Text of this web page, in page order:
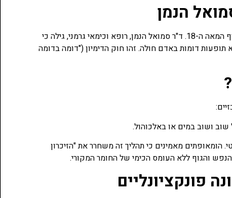
הנמן
הומאופתיה אינה "טרנד" חולף, אלא שיטה טיפולית מבוססת שפותחה בסוף המאה ה-18. ד"ר סמואל הנמן, רופא וכימאי גרמני, גילה כי
תופעות דומות באדם חולה. זהו חוק הדימיון ("דומה בדומה
ושוב במים או באלכוהול.
הומאופתים מאמינים כי תהליך זה משחרר את "הזיכרון
והגוף ללא העומס הכימי של החומר המקורי.
פונקציונליים